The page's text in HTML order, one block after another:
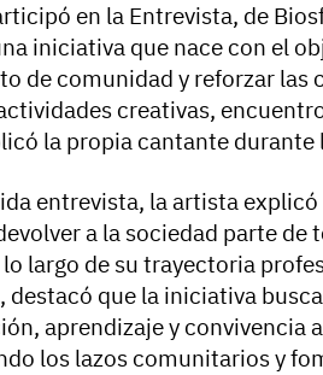
en la Entrevista, de
iniciativa que nace con el
de comunidad y reforzar las
creativas,
la propia cantante durante
entrevista, la artista
a la sociedad parte de
largo de su trayectoria
destacó que la iniciativa
aprendizaje y convivencia
los lazos comunitarios y